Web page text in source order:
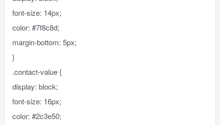
font-size: 14px;
color: #7f8c8d;
margin-bottom: 5px;
}
.contact-value {
display: block;
font-size: 16px;
color: #2c3e50;